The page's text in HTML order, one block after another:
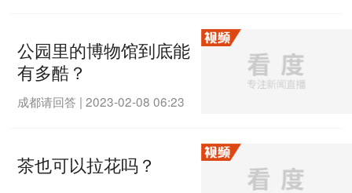
公园里的博物馆到底能
有多酷？
成都请回答 |2023-02-08 06:23
茶也可以拉花吗？